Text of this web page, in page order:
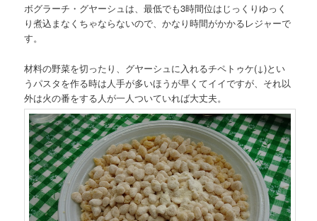
ボグラーチ・グヤーシュは、最低でも3時間位はじっくりゆっく
り煮込まなくちゃならないので、かなり時間がかかるレジャーで
す。
材料の野菜を切ったり、グヤーシュに入れるチペトゥケ(↓)とい
うパスタを作る時は人手が多いほうが早くてイイですが、それ以
外は火の番をする人が一人ついていれば大丈夫。